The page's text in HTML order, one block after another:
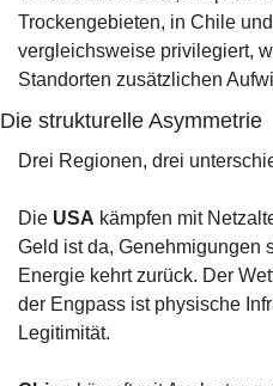
Trockengebieten, in Chile
vergleichsweise privilegiert,
Standorten zusätzlichen
Die strukturelle Asymmetrie
Drei Regionen, drei
Die USA kämpfen mit
Geld ist da, Genehmigungen
Energie kehrt zurück. Der
der Engpass ist physische
Legitimität.